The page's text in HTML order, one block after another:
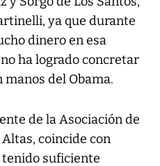
ya que durante
dinero en esa
ha logrado concretar
manos del Obama.
de la Asociación de
coincide con
tenido suficiente